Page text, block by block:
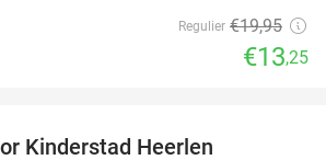
Regulier €19,95
€13,25
Kinderstad Heerlen